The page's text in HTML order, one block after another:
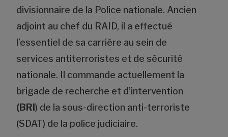
divisionnaire de la Police nationale. Ancien
adjoint au chef du RAID, il a effectué
l’essentiel de sa carrière au sein de
services antiterroristes et de sécurité
nationale. Il commande actuellement la
brigade de recherche et d’intervention
(BRI ) de la sous-­direction anti-terroriste
(SDAT) de la police judiciaire.